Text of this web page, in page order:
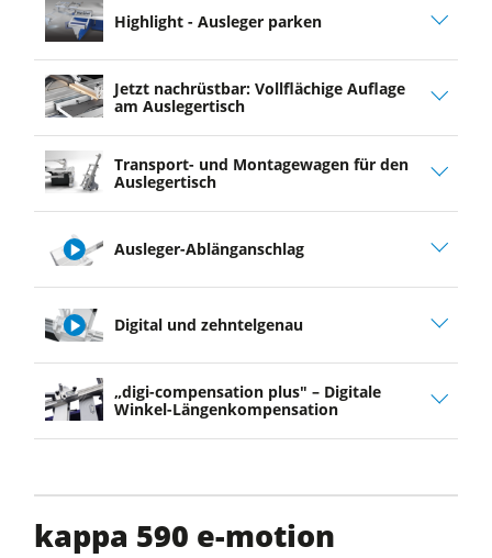
Highlight - Ausleger parken
Jetzt nachrüstbar: Vollflächige Auflage
am Auslegertisch
Transport- und Montagewagen für den
Auslegertisch
play
video
Ausleger-Ablänganschlag
play
video
Digital und zehntelgenau
„digi-compensation plus" – Digitale
Winkel-Längenkompensation
kappa 590 e-motion